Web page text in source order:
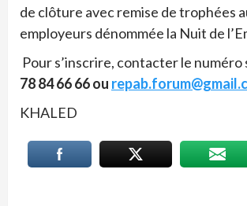
de clôture avec remise de trophées
employeurs dénommée la Nuit de
Pour s’inscrire, contacter le numéro
78 84 66 66 ou
KHALED